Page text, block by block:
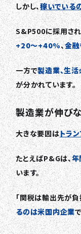
しかし、稼いでいる
S&P500に採用され
+20〜+40%、金
一方で製造業、生
が分かれています。
製造業が伸び
大きな要因はトラ
たとえばP&Gは、年
います。
「関税は輸出先が負
るのは米国内企業